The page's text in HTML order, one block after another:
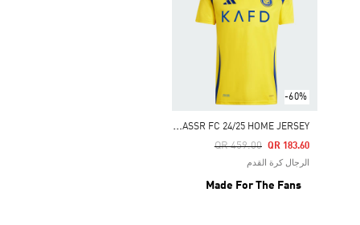
-60%
A
LNASSR FC 24/25 HOME JERSEY
Price Reduced From
QR 459.00
To QR 183.60
الرجال كرة القدم
Made For The Fans